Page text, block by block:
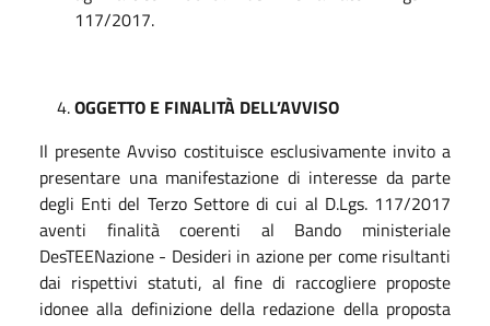
117/2017.
OGGETTO E FINALITÀ DELL’AVVISO
Il presente Avviso costituisce esclusivamente invito a
presentare una manifestazione di interesse da parte
degli Enti del Terzo Settore di cui al D.Lgs. 117/2017
aventi finalità coerenti al Bando ministeriale
DesTEENazione - Desideri in azione per come risultanti
dai rispettivi statuti, al fine di raccogliere proposte
idonee alla definizione della redazione della proposta